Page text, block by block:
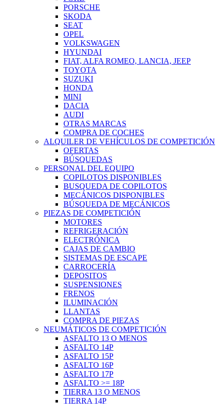
PORSCHE
SKODA
SEAT
OPEL
VOLKSWAGEN
HYUNDAI
FIAT, ALFA ROMEO, LANCIA, JEEP
TOYOTA
SUZUKI
HONDA
MINI
DACIA
AUDI
OTRAS MARCAS
COMPRA DE COCHES
ALQUILER DE VEHÍCULOS DE COMPETICIÓN
OFERTAS
BÚSQUEDAS
PERSONAL DEL EQUIPO
COPILOTOS DISPONIBLES
BUSQUEDA DE COPILOTOS
MECÁNICOS DISPONIBLES
BÚSQUEDA DE MECÁNICOS
PIEZAS DE COMPETICIÓN
MOTORES
REFRIGERACIÓN
ELECTRÓNICA
CAJAS DE CAMBIO
SISTEMAS DE ESCAPE
CARROCERÍA
DEPOSITOS
SUSPENSIONES
FRENOS
ILUMINACIÓN
LLANTAS
COMPRA DE PIEZAS
NEUMÁTICOS DE COMPETICIÓN
ASFALTO 13 O MENOS
ASFALTO 14P
ASFALTO 15P
ASFALTO 16P
ASFALTO 17P
ASFALTO >= 18P
TIERRA 13 O MENOS
TIERRA 14P